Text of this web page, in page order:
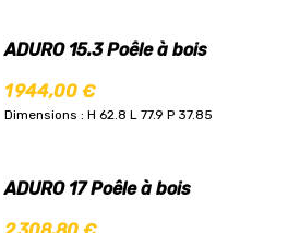
ADURO 15.3 Poêle à bois
1 944,00 €
Dimensions : H 62.8 L 77.9 P 37.85
ADURO 17 Poêle à bois